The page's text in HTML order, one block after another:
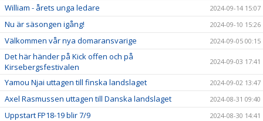
William - årets unga ledare 2024-09-14 15:07
Nu är säsongen igång! 2024-09-10 15:26
Välkommen vår nya domaransvarige 2024-09-05 00:15
Det här händer på Kick offen och på
Kirsebergsfestivalen
2024-09-03 17:41
Yamou Njai uttagen till finska landslaget 2024-09-02 13:47
Axel Rasmussen uttagen till Danska landslaget 2024-08-31 09:40
Uppstart FP18-19 blir 7/9 2024-08-30 14:41